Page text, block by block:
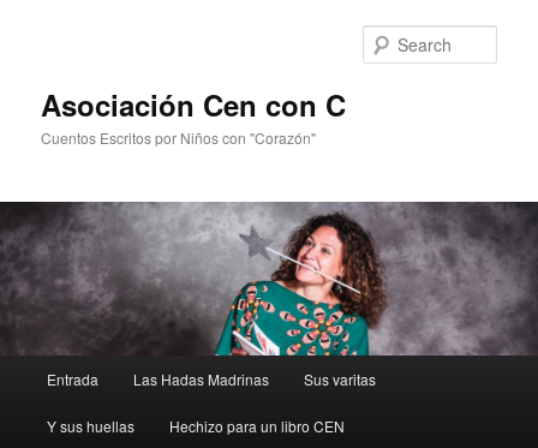
Asociación Cen con C
Cuentos Escritos por Niños con "Corazón"
Skip
to
Entrada Las Hadas Madrinas Sus varitas
Y sus huellas Hechizo para un libro CEN